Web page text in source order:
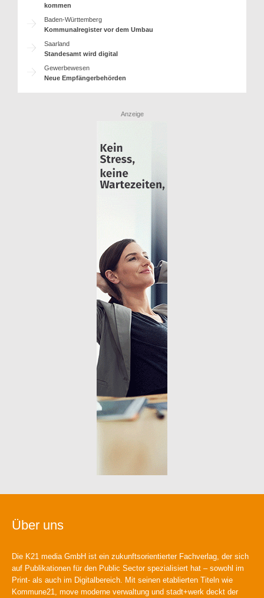
kommen
Baden-Württemberg
Kommunalregister vor dem Umbau
Saarland
Standesamt wird digital
Gewerbewesen
Neue Empfängerbehörden
Anzeige
Über uns
Die K21 media GmbH ist ein zukunftsorientierter Fachverlag, der sich
auf Publikationen für den Public Sector spezialisiert hat – sowohl im
Print- als auch im Digitalbereich. Mit seinen etablierten Titeln wie
Kommune21, move moderne verwaltung und stadt+werk deckt der